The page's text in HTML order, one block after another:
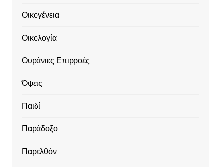
Οικογένεια
Οικολογία
Ουράνιες Επιρροές
Όψεις
Παιδί
Παράδοξο
Παρελθόν